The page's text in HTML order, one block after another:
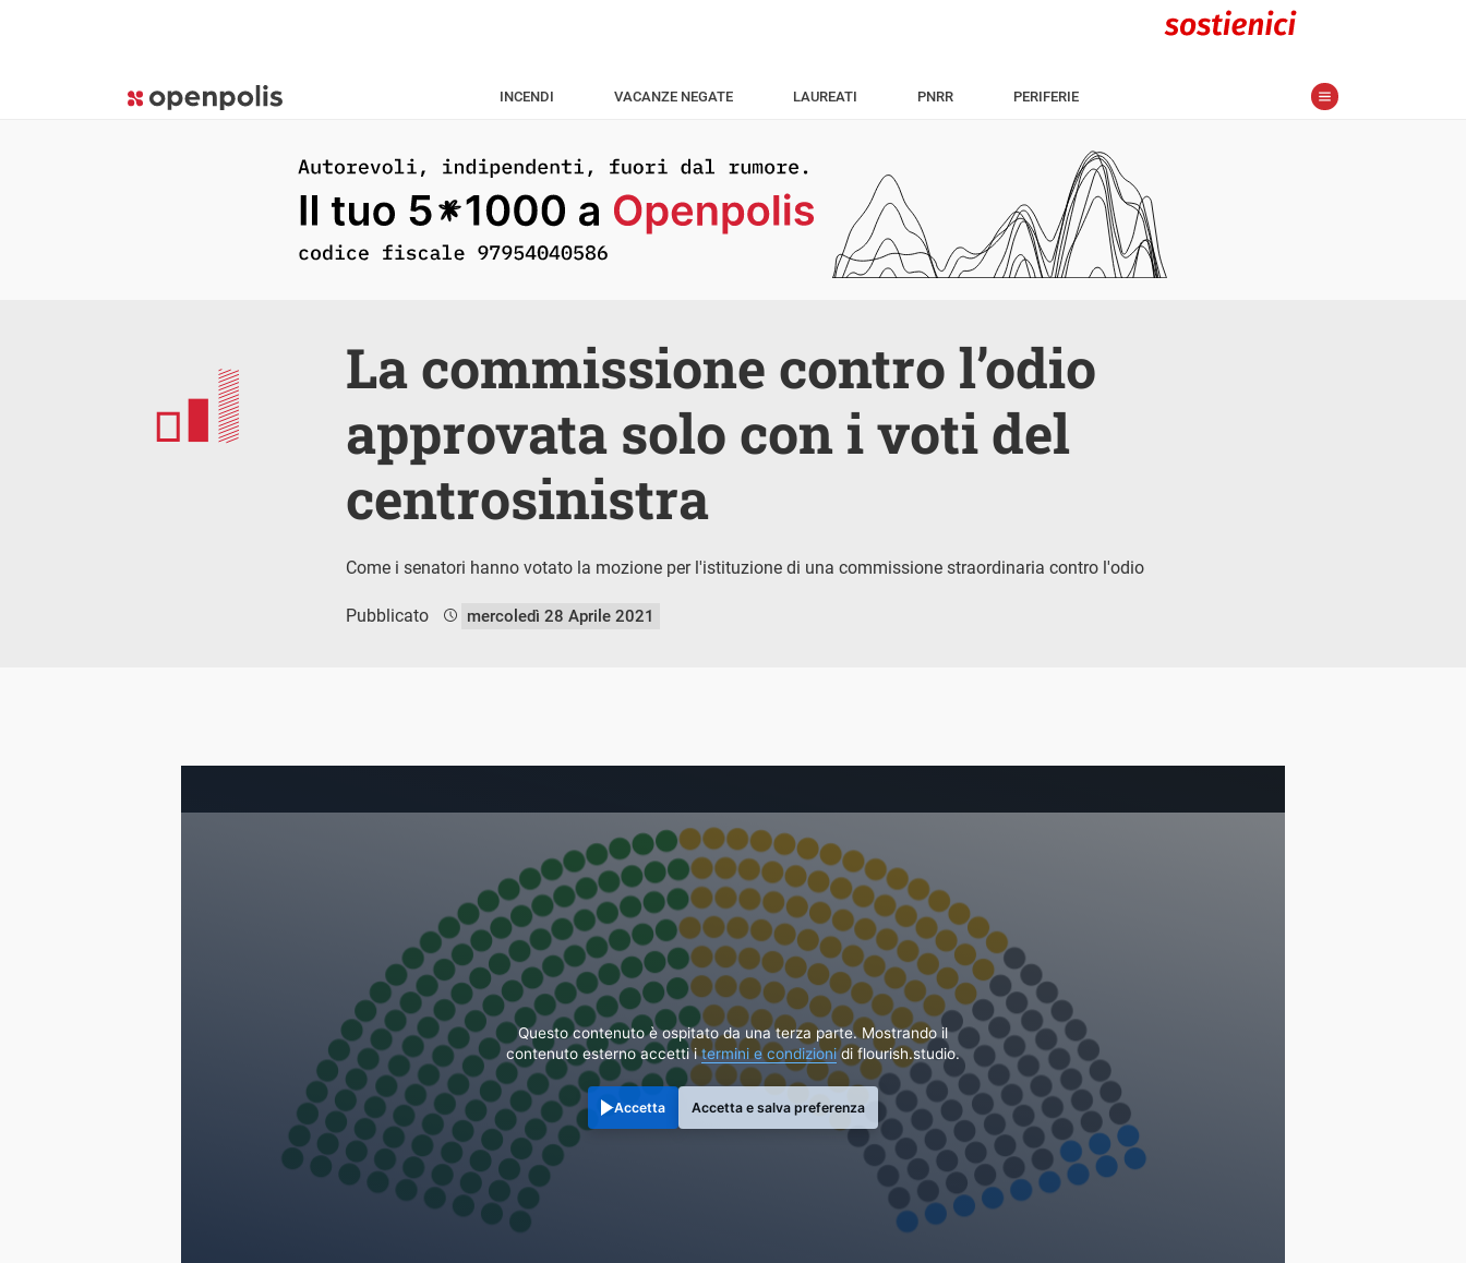
INCENDI VACANZE NEGATE LAUREATI PNRR PERIFERIE
La commissione contro l’odio
approvata solo con i voti del
centrosinistra
Come i senatori hanno votato la mozione per l'istituzione di una commissione straordinaria contro l'odio
Pubblicato mercoledì 28 Aprile 2021
Questo contenuto è ospitato da una terza parte. Mostrando il
contenuto esterno accetti itermini e condizionidi flourish.studio.
Accetta Accetta e salva preferenza